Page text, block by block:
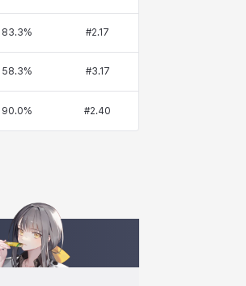
83.3% #2.17
58.3% #3.17
90.0% #2.40